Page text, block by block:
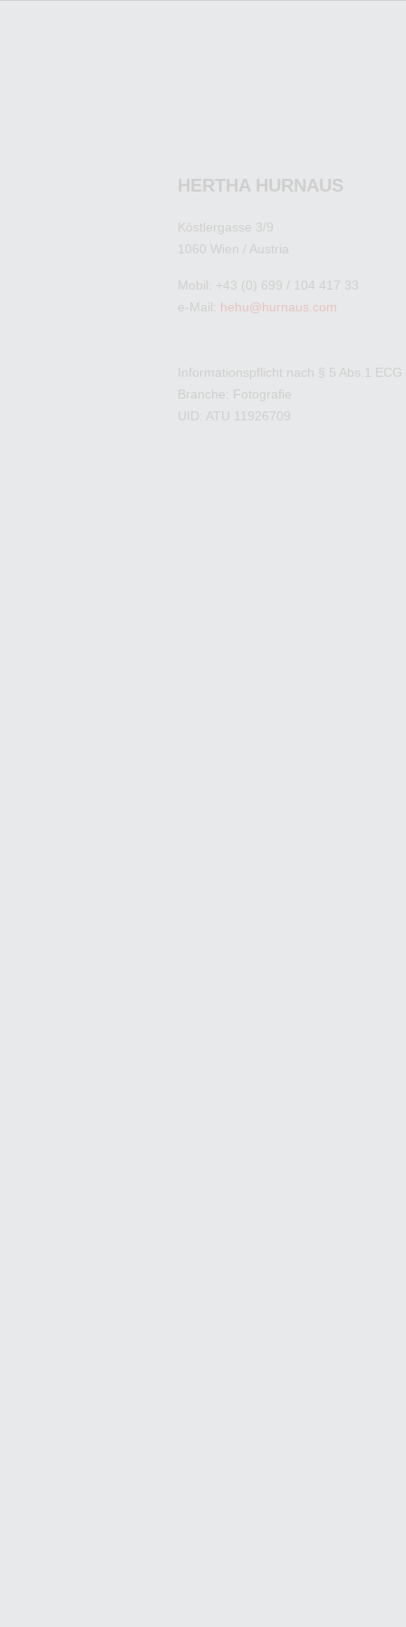
HERTHA HURNAUS
Köstlergasse 3/9
1060 Wien / Austria
Mobil: +43 (0) 699 / 104 417 33
e-Mail: hehu@hurnaus.com
Informationspflicht nach § 5 Abs.1 ECG
Branche: Fotografie
UID: ATU 11926709